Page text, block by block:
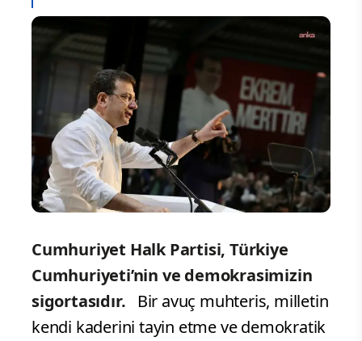
Cumhuriyet Halk Partisi, Türkiye
Cumhuriyeti’nin ve demokrasimizin
sigortasıdır. Bir avuç muhteris, milletin
kendi kaderini tayin etme ve demokratik